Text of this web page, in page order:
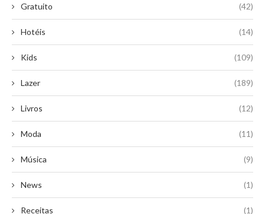
Gratuito (42)
Hotéis (14)
Kids (109)
Lazer (189)
Livros (12)
Moda (11)
Música (9)
News (1)
Receitas (1)